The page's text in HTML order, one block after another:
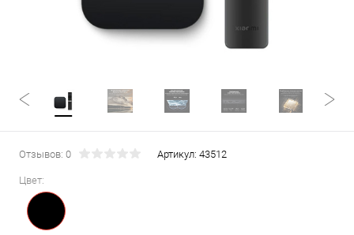
Отзывов: 0 Артикул: 43512
Цвет: